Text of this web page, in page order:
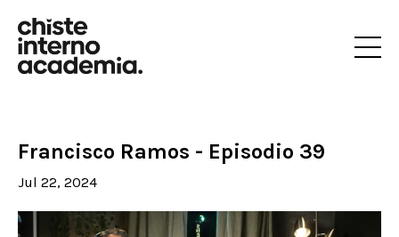
Francisco Ramos - Episodio 39
Jul 22, 2024